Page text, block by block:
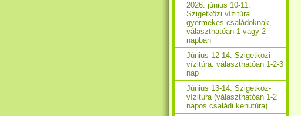
2026. június 10-11.
Szigetközi vízitúra
gyermekes családoknak,
választhatóan 1 vagy 2
napban
Június 12-14. Szigetközi
vízitúra: választhatóan 1-2-3
nap
Június 13-14. Szigetköz-
vízitúra (választhatóan 1-2
napos családi kenutúra)